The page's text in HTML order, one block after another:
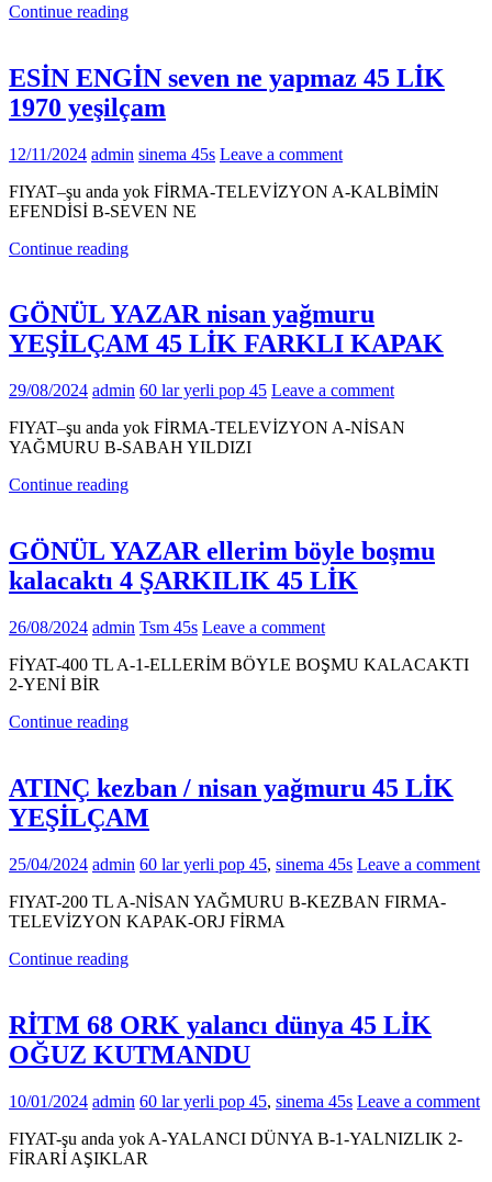
Continue reading
ESİN ENGİN seven ne yapmaz 45 LİK
1970 yeşilçam
12/11/2024 admin sinema 45s Leave a comment
FIYAT–şu anda yok FİRMA-TELEVİZYON A-KALBİMİN
EFENDİSİ B-SEVEN NE
Continue reading
GÖNÜL YAZAR nisan yağmuru
YEŞİLÇAM 45 LİK FARKLI KAPAK
29/08/2024 admin 60 lar yerli pop 45 Leave a comment
FIYAT–şu anda yok FİRMA-TELEVİZYON A-NİSAN
YAĞMURU B-SABAH YILDIZI
Continue reading
GÖNÜL YAZAR ellerim böyle boşmu
kalacaktı 4 ŞARKILIK 45 LİK
26/08/2024 admin Tsm 45s Leave a comment
FİYAT-400 TL A-1-ELLERİM BÖYLE BOŞMU KALACAKTI
2-YENİ BİR
Continue reading
ATINÇ kezban / nisan yağmuru 45 LİK
YEŞİLÇAM
25/04/2024 admin 60 lar yerli pop 45, sinema 45s Leave a comment
FIYAT-200 TL A-NİSAN YAĞMURU B-KEZBAN FIRMA-
TELEVİZYON KAPAK-ORJ FİRMA
Continue reading
RİTM 68 ORK yalancı dünya 45 LİK
OĞUZ KUTMANDU
10/01/2024 admin 60 lar yerli pop 45, sinema 45s Leave a comment
FIYAT-şu anda yok A-YALANCI DÜNYA B-1-YALNIZLIK 2-
FİRARİ AŞIKLAR